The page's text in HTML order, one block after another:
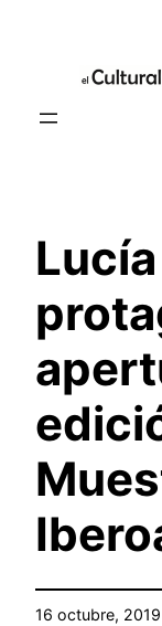
contenido
16 octubre, 2019